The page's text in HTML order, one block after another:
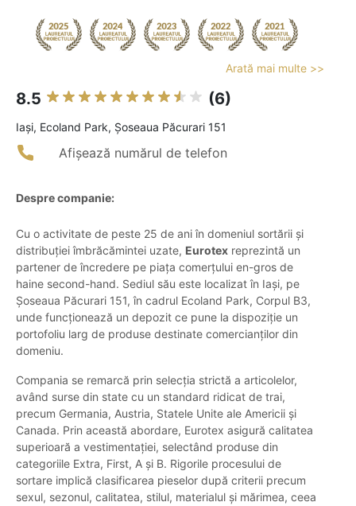
Arată mai multe >>
8.5 (6)
Iaşi, Ecoland Park, Șoseaua Păcurari 151
Afișează numărul de telefon
Despre companie:
Cu o activitate de peste 25 de ani în domeniul sortării și
distribuției îmbrăcămintei uzate, Eurotex reprezintă un
partener de încredere pe piața comerțului en-gros de
haine second-hand. Sediul său este localizat în Iași, pe
Șoseaua Păcurari 151, în cadrul Ecoland Park, Corpul B3,
unde funcționează un depozit ce pune la dispoziție un
portofoliu larg de produse destinate comercianților din
domeniu.
Compania se remarcă prin selecția strictă a articolelor,
având surse din state cu un standard ridicat de trai,
precum Germania, Austria, Statele Unite ale Americii și
Canada. Prin această abordare, Eurotex asigură calitatea
superioară a vestimentației, selectând produse din
categoriile Extra, First, A și B. Rigorile procesului de
sortare implică clasificarea pieselor după criterii precum
sexul, sezonul, calitatea, stilul, materialul și mărimea, ceea